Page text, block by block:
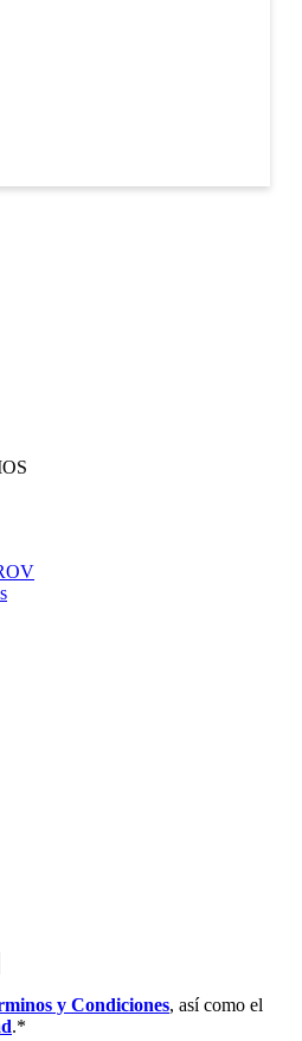
y Condiciones, así como el
.*